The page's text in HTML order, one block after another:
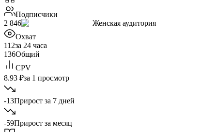
Подписчики
2 846
Женская аудитория
Охват
112за 24 часа
136Общий
CPV
8.93 ₽за 1 просмотр
-13Прирост за 7 дней
-59Прирост за месяц